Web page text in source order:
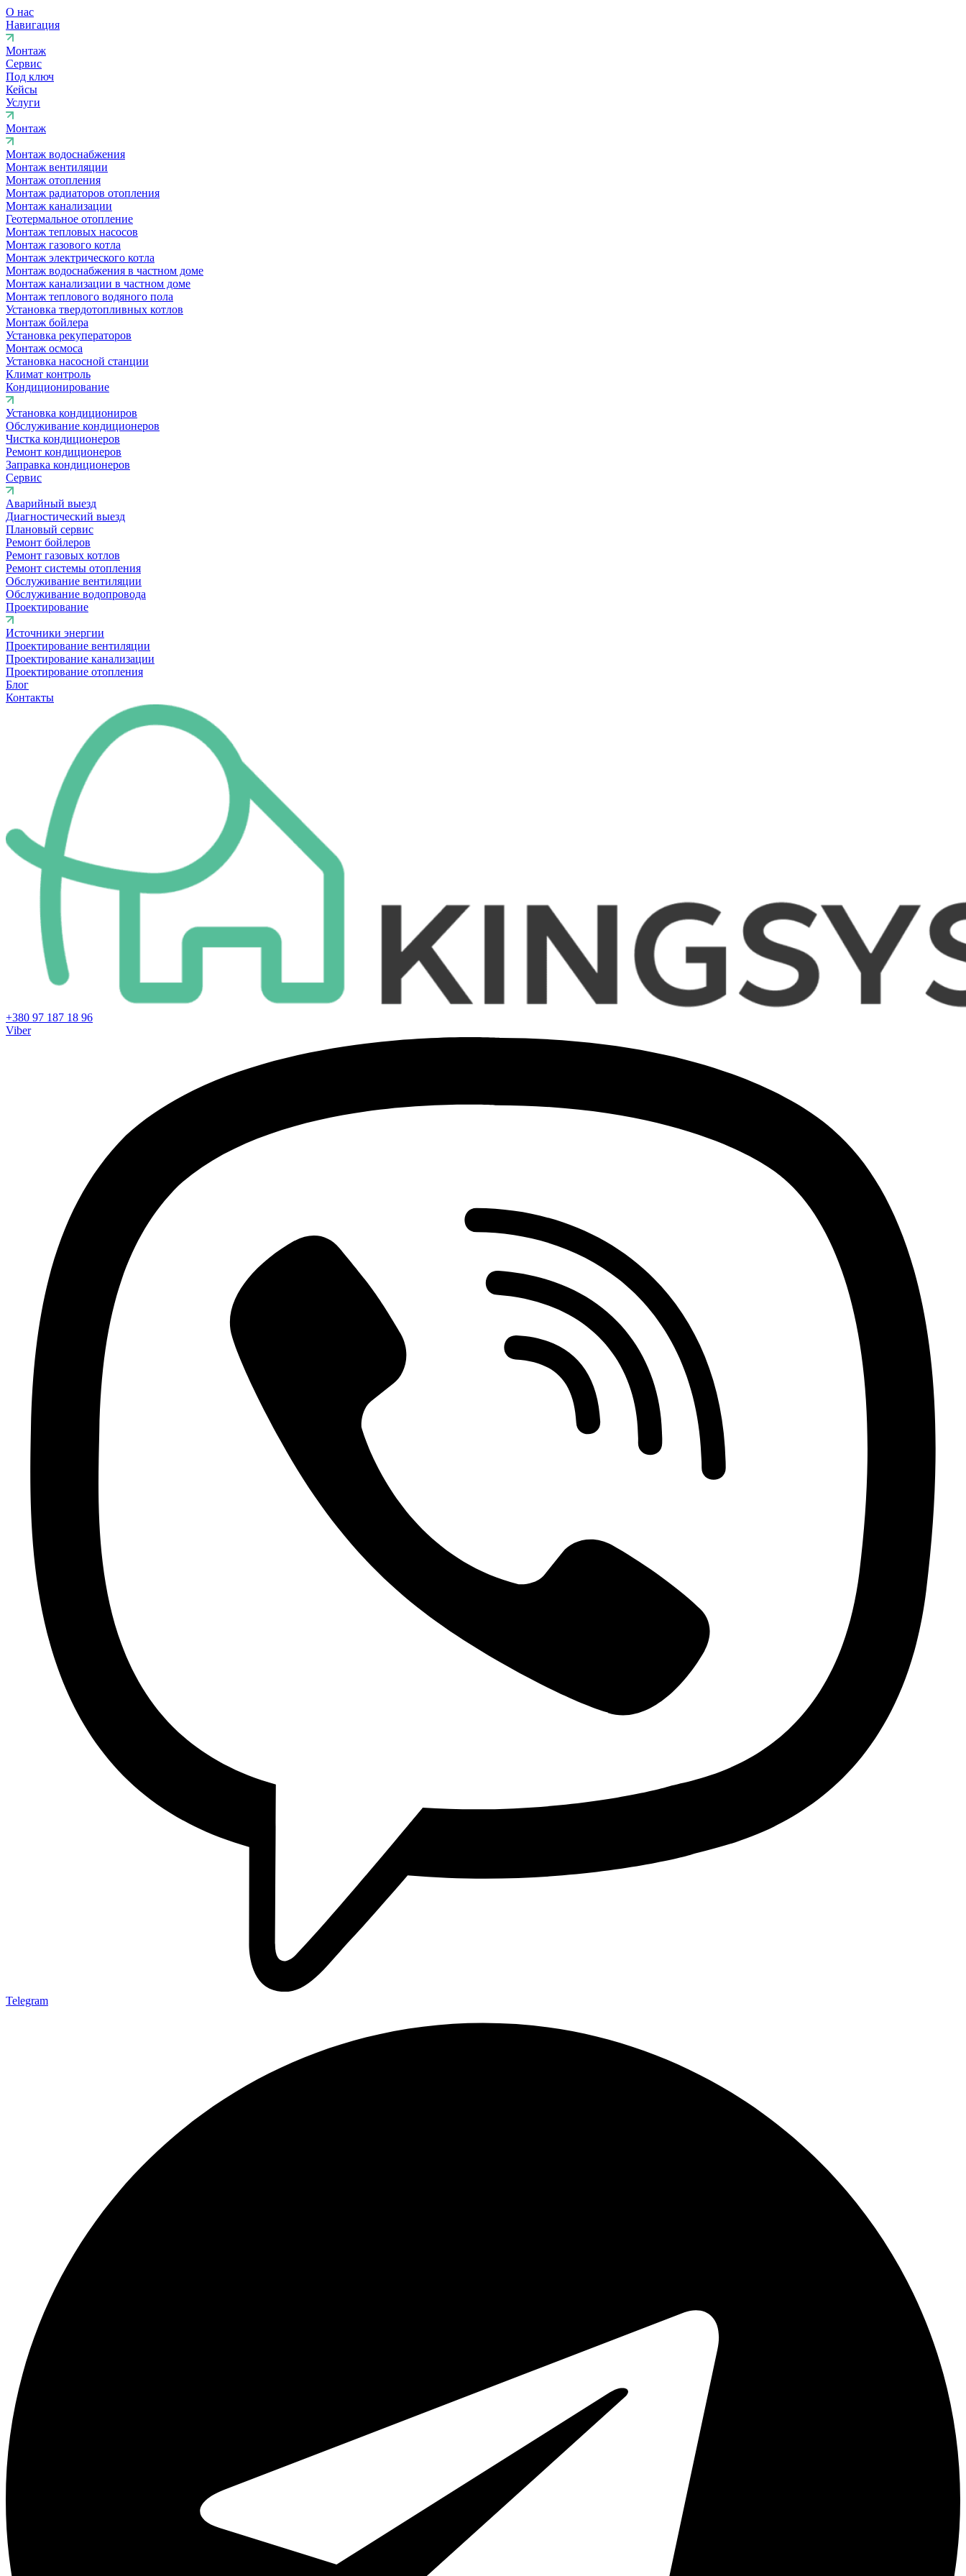
О нас
Навигация
Монтаж
Сервис
Под ключ
Кейсы
Услуги
Монтаж
Монтаж водоснабжения
Монтаж вентиляции
Монтаж отопления
Монтаж радиаторов отопления
Монтаж канализации
Геотермальное отопление
Монтаж тепловых насосов
Монтаж газового котла
Монтаж электрического котла
Монтаж водоснабжения в частном доме
Монтаж канализации в частном доме
Монтаж теплового водяного пола
Установка твердотопливных котлов
Монтаж бойлера
Установка рекуператоров
Монтаж осмоса
Установка насосной станции
Климат контроль
Кондиционирование
Установка кондициониров
Обслуживание кондиционеров
Чистка кондиционеров
Ремонт кондиционеров
Заправка кондиционеров
Сервис
Аварийный выезд
Диагностический выезд
Плановый сервис
Ремонт бойлеров
Ремонт газовых котлов
Ремонт системы отопления
Обслуживание вентиляции
Обслуживание водопровода
Проектирование
Источники энергии
Проектирование вентиляции
Проектирование канализации
Проектирование отопления
Блог
Контакты
+380 97 187 18 96
Viber
Telegram